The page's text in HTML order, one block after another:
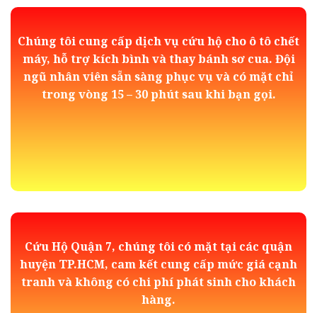
Chúng tôi cung cấp dịch vụ cứu hộ cho ô tô chết
máy, hỗ trợ kích bình và thay bánh sơ cua. Đội
ngũ nhân viên sẵn sàng phục vụ và có mặt chỉ
trong vòng 15 – 30 phút sau khi bạn gọi.
Cứu Hộ Quận 7, chúng tôi có mặt tại các quận
huyện TP.HCM, cam kết cung cấp mức giá cạnh
tranh và không có chi phí phát sinh cho khách
hàng.